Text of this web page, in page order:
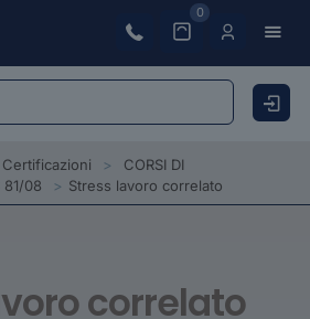
0
>
CORSI DI
81/08
> Stress lavoro correlato
correlato